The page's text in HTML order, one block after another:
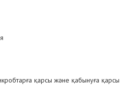
қарсы және қабынуға